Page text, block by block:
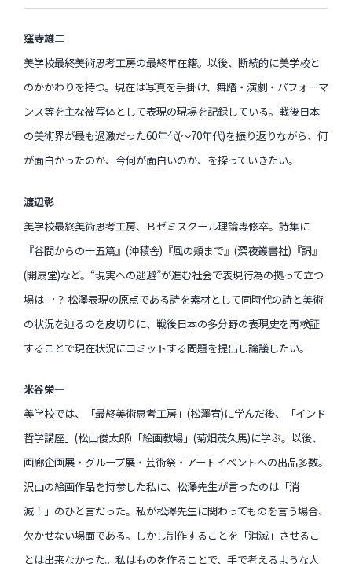
窪寺雄二
美学校最終美術思考工房の最終年在籍。以後、断続的に美学校と
のかかわりを持つ。現在は写真を手掛け、舞踏・演劇・パフォーマ
ンス等を主な被写体として表現の現場を記録している。戦後日本
の美術界が最も過激だった60年代(～70年代)を振り返りながら、何
が面白かったのか、今何が面白いのか、を探っていきたい。
渡辺彰
美学校最終美術思考工房、Ｂゼミスクール理論専修卒。詩集に
『谷間からの十五篇』(沖積舎)『風の頬まで』(深夜叢書社)『詞』
(開扇堂)など。“現実への逃避”が進む社会で表現行為の拠って立つ
場は…？ 松澤表現の原点である詩を素材として同時代の詩と美術
の状況を辿るのを皮切りに、戦後日本の多分野の表現史を再検証
することで現在状況にコミットする問題を提出し論議したい。
米谷栄一
美学校では、「最終美術思考工房」(松澤宥)に学んだ後、「インド
哲学講座」(松山俊太郎)「絵画教場」(菊畑茂久馬)に学ぶ。以後、
画廊企画展・グループ展・芸術祭・アートイベントへの出品多数。
沢山の絵画作品を持参した私に、松澤先生が言ったのは「消
滅！」のひと言だった。私が松澤先生に関わってものを言う場合、
欠かせない場面である。しかし制作することを「消滅」させるこ
とは出来なかった。私はものを作ることで、手で考えるような人